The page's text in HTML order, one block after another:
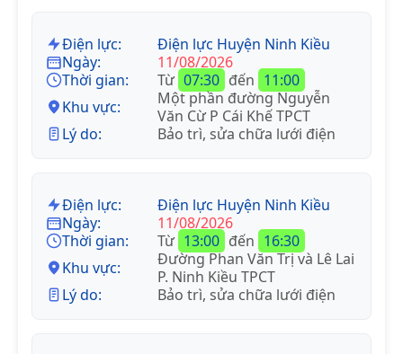
Điện lực:
Điện lực Huyện Ninh Kiều
Ngày:
11/08/2026
Thời gian:
Từ 07:30 đến 11:00
Khu vực:
Một phần đường Nguyễn
Văn Cừ P Cái Khế TPCT
Lý do:
Bảo trì, sửa chữa lưới điện
Điện lực:
Điện lực Huyện Ninh Kiều
Ngày:
11/08/2026
Thời gian:
Từ 13:00 đến 16:30
Khu vực:
Đường Phan Văn Trị và Lê Lai
P. Ninh Kiều TPCT
Lý do:
Bảo trì, sửa chữa lưới điện